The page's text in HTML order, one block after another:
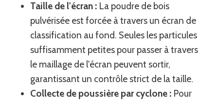
Taille de l'écran : La poudre de bois
pulvérisée est forcée à travers un écran de
classification au fond. Seules les particules
suffisamment petites pour passer à travers
le maillage de l'écran peuvent sortir,
garantissant un contrôle strict de la taille.
Collecte de poussière par cyclone : Pour